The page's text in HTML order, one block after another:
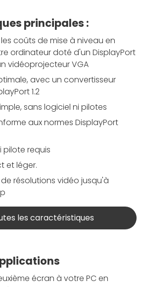
principales :
coûts de mise à niveau en
ordinateur doté d'un DisplayPort
vidéoprojecteur VGA
avec un convertisseur
1.2
sans logiciel ni pilotes
aux normes DisplayPort
pilote requis
et léger.
résolutions vidéo jusqu'à
les caractéristiques
écran à votre PC en